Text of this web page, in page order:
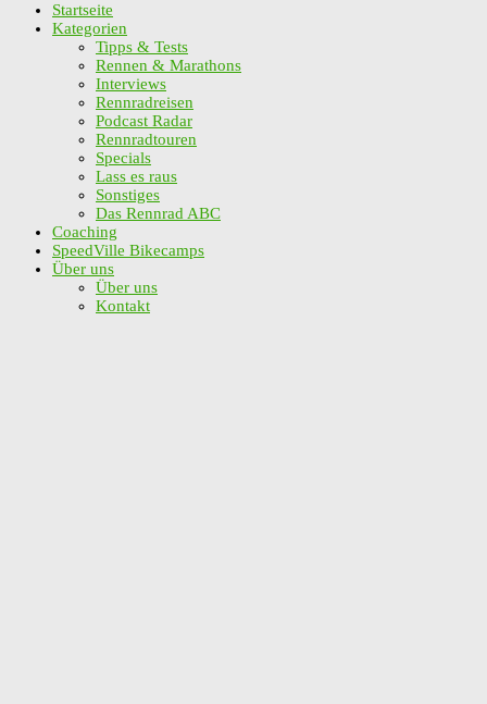
Startseite
Kategorien
Tipps & Tests
Rennen & Marathons
Interviews
Rennradreisen
Podcast Radar
Rennradtouren
Specials
Lass es raus
Sonstiges
Das Rennrad ABC
Coaching
SpeedVille Bikecamps
Über uns
Über uns
Kontakt